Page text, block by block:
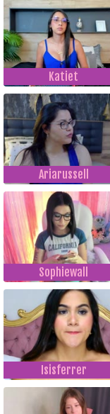
Katiet
Ariarussell
Sophiewall
Isisferrer